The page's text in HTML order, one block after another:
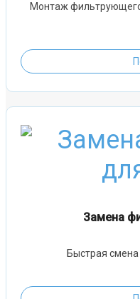
Монтаж
Замена
Быстрая